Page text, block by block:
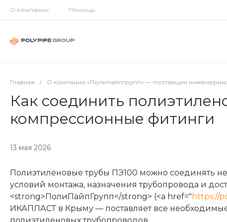
О компании Помощь
Главная / О компании «Полипайпгрупп» — поставщик
Как соединить
компрессионные фитинги
13 мая 2026
Полиэтиленовые трубы ПЭ100 можно соединять
условий монтажа, назначения трубопровода и
<strong>ПолиПайпГрупп</strong> (<a href=" https://
ИКАПЛАСТ в Крыму — поставляет все